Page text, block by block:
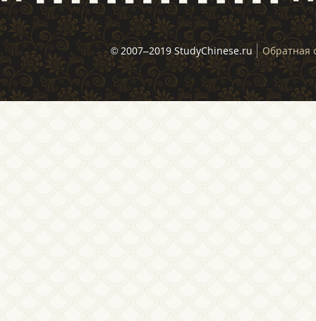
© 2007–2019 StudyChinese.ru Обратная